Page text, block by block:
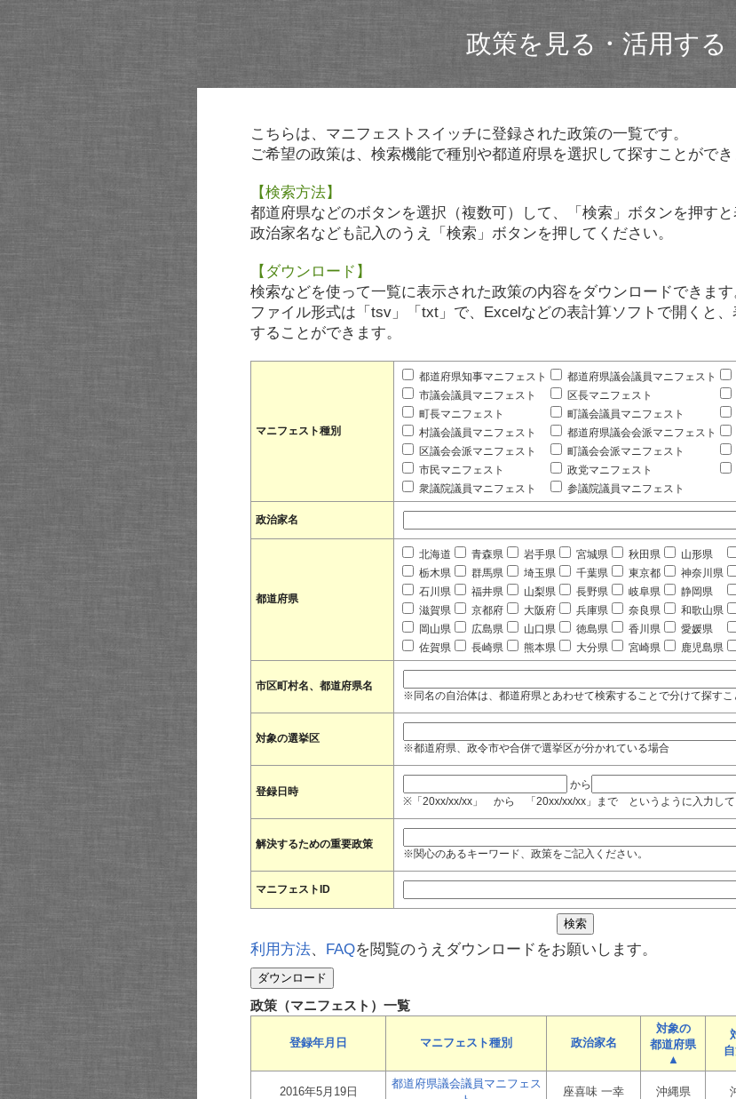
政策を見る・活用する
こちらは、マニフェストスイッチに登録された政策の一覧です。
ご希望の政策は、検索機能で種別や都道府県を選択して探すことができ
【検索方法】
都道府県などのボタンを選択（複数可）して、「検索」ボタンを押すと
政治家名なども記入のうえ「検索」ボタンを押してください。
【ダウンロード】
検索などを使って一覧に表示された政策の内容をダウンロードできます
ファイル形式は「tsv」「txt」で、Excelなどの表計算ソフトで開くと
することができます。
マニフェスト種別
都道府県知事マニフェスト 都道府県議会議員マニフェスト
市議会議員マニフェスト
区長マニフェスト
町長マニフェスト
町議会議員マニフェスト
村議会議員マニフェスト
都道府県議会会派マニフェスト
区議会会派マニフェスト
町議会会派マニフェスト
市民マニフェスト
政党マニフェスト
衆議院議員マニフェスト
参議院議員マニフェスト
政治家名
都道府県
北海道 青森県 岩手県 宮城県 秋田県 山形県
栃木県
群馬県 埼玉県 千葉県 東京都 神奈川県
石川県
福井県 山梨県 長野県 岐阜県 静岡県
滋賀県
京都府 大阪府 兵庫県 奈良県 和歌山県
岡山県
広島県 山口県 徳島県 香川県 愛媛県
佐賀県
長崎県 熊本県 大分県 宮崎県 鹿児島県
市区町村名、都道府県名
※同名の自治体は、都道府県とあわせて検索することで分けて探すこ
対象の選挙区
※都道府県、政令市や合併で選挙区が分かれている場合
登録日時
から
※「20xx/xx/xx」 から 「20xx/xx/xx」まで というように入力して
解決するための重要政策
※関心のあるキーワード、政策をご記入ください。
マニフェストID
利用方法、 FAQを閲覧のうえダウンロードをお願いします。
政策（マニフェスト）一覧
登録年月日 マニフェスト種別 政治家名
対象の
都道府県
▲
2016年5月19日
都道府県議会議員マニフェス
座喜味 一幸 沖縄県